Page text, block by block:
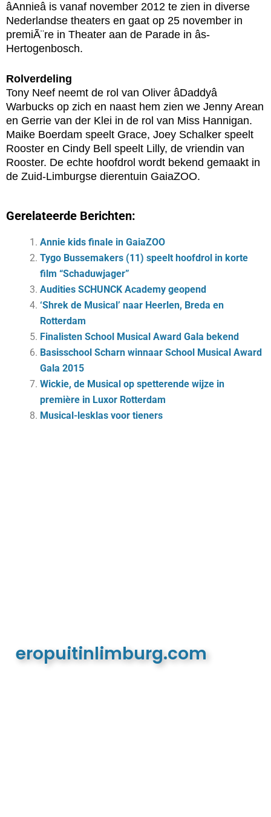
âAnnieâ is vanaf november 2012 te zien in diverse
Nederlandse theaters en gaat op 25 november in
premiÃ¨re in Theater aan de Parade in âs-
Hertogenbosch.
Rolverdeling
Tony Neef neemt de rol van Oliver âDaddyâ
Warbucks op zich en naast hem zien we Jenny Arean
en Gerrie van der Klei in de rol van Miss Hannigan.
Maike Boerdam speelt Grace, Joey Schalker speelt
Rooster en Cindy Bell speelt Lilly, de vriendin van
Rooster. De echte hoofdrol wordt bekend gemaakt in
de Zuid-Limburgse dierentuin GaiaZOO.
Gerelateerde Berichten:
Annie kids finale in GaiaZOO
Tygo Bussemakers (11) speelt hoofdrol in korte
film “Schaduwjager”
Audities SCHUNCK Academy geopend
‘Shrek de Musical’ naar Heerlen, Breda en
Rotterdam
Finalisten School Musical Award Gala bekend
Basisschool Scharn winnaar School Musical Award
Gala 2015
Wickie, de Musical op spetterende wijze in
première in Luxor Rotterdam
Musical-lesklas voor tieners
eropuitinlimburg.com